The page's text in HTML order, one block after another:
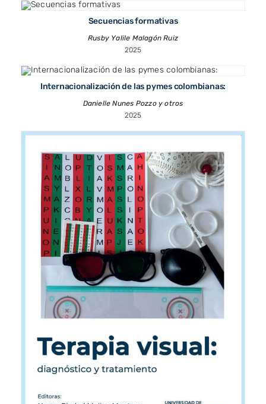
Secuencias formativas
Rusby Yalile Malagón Ruiz
2025
Internacionalización de las pymes colombianas:
Danielle Nunes Pozzo y otros
2025